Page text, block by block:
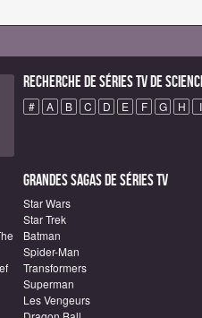
Recherche de Séries TV de
# A B C D E F G H I
Grandes sagas de Séries TV
Star Wars
Star Trek
Batman
Spider-Man
Transformers
Superman
Les Vengeurs